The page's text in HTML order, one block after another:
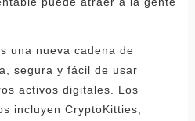
una nueva cadena de
segura y fácil de usar
activos digitales. Los
incluyen CryptoKitties,